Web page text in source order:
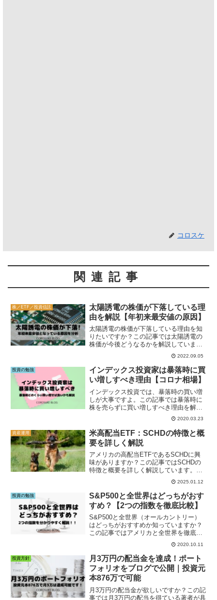
コロスケ
関連記事
株／ETF／投資信託
太陽誘電の株価が下落している理
由を解説【年初来最安値の原因】
太陽誘電の株価が下落している理由を知
りたいですか？この記事では太陽誘電の
株価が今後どうなるかを解説していま
す。太陽誘電への投資を考えている方は
2022.09.05
投資の勉強
インデックス投資家は暴落時に買
い増しすべき理由【コロナ相場】
インデックス投資では、暴落時の買い増
しが大事ですよ。この記事では暴落時に
株を売らずに買い増しすべき理由を解説
しています。インデックス投資家はこの
2020.03.23
資産運用
米高配当ETF：SCHDの特徴と概
要を詳しく解説
アメリカの高配当ETFであるSCHDに興
味がありますか？この記事ではSCHDの
特徴と概要を詳しく解説しています。
SCHDへの投資を検討している方はこの
2025.01.12
投資の勉強
S&P500と全世界はどっちがおす
すめ？【2つの指数を徹底比較】
S&P500と全世界（オールカントリー）
はどっちがおすすめか知っていますか？
この記事ではアメリカと全世界を徹底比
較しています。どちらの投信を買うか迷
っている方はこの記事をご覧下さい。
2020.10.11
投資方針
月3万円の配当金を達成！ポート
フォリオをブログで公開｜投資元
本876万で可能
月3万円の配当金が欲しいですか？この記
事では月3万円の配当を得ている著者が具